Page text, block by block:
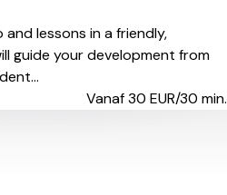
lessons in a friendly,
guide your development from
Vanaf 30 EUR/30 min.